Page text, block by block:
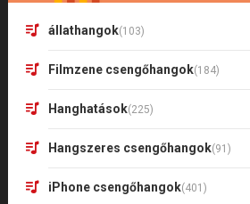
állathangok(103)
Filmzene csengőhangok(184)
Hanghatások(225)
Hangszeres csengőhangok(91)
iPhone csengőhangok(401)